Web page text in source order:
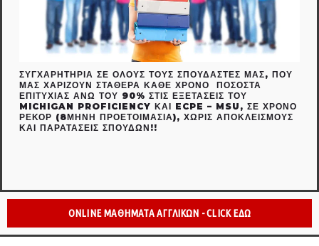
ΣΥΓΧΑΡΗΤΉΡΙΑ ΣΕ ΌΛΟΥΣ ΤΟΥΣ ΣΠΟΥΔΑΣΤΈΣ ΜΑΣ, ΠΟΥ
ΜΑΣ ΧΑΡΊΖΟΥΝ ΣΤΑΘΕΡΆ ΚΆΘΕ ΧΡΌΝΟ ΠΟΣΟΣΤΆ
ΕΠΙΤΥΧΊΑΣ ΆΝΩ ΤΟΥ 90% ΣΤΙΣ ΕΞΕΤΆΣΕΙΣ ΤΟΥ
MICHIGAN PROFICIENCY ΚΑΙ ECPE – MSU, ΣΕ ΧΡΌΝΟ
ΡΕΚΌΡ (8ΜΗΝΗ ΠΡΟΕΤΟΙΜΑΣΊΑ), ΧΩΡΊΣ ΑΠΟΚΛΕΙΣΜΟΎΣ
ΚΑΙ ΠΑΡΑΤΆΣΕΙΣ ΣΠΟΥΔΏΝ!!
ONLINE ΜΑΘΗΜΑΤΑ ΑΓΓΛΙΚΩΝ - CLICK ΕΔΩ